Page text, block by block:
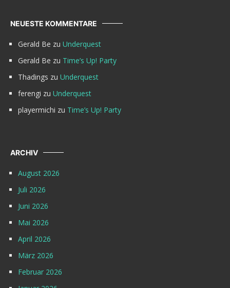
NEUESTE KOMMENTARE
Gerald Be zu Underquest
Gerald Be zu Time’s Up! Party
Thadings zu Underquest
ferengi zu Underquest
playermichi zu Time’s Up! Party
ARCHIV
August 2026
Juli 2026
Juni 2026
Mai 2026
April 2026
März 2026
Februar 2026